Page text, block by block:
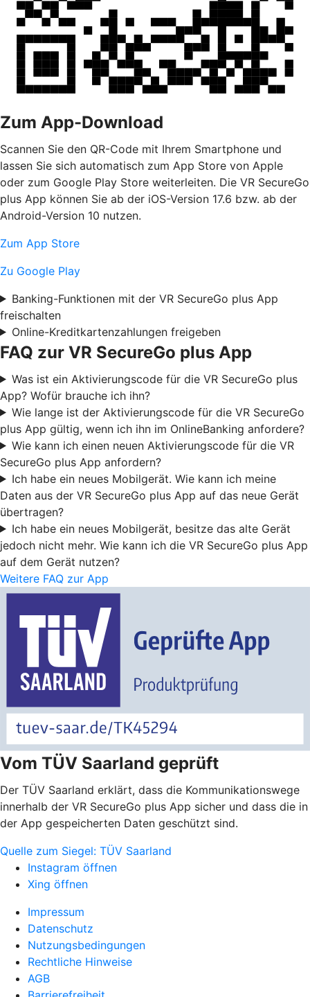
Zum App-Download
Scannen Sie den QR-Code mit Ihrem Smartphone und
lassen Sie sich automatisch zum App Store von Apple
oder zum Google Play Store weiterleiten. Die VR SecureGo
plus App können Sie ab der iOS-Version 17.6 bzw. ab der
Android-Version 10 nutzen.
Zum App Store
Zu Google Play
Banking-Funktionen mit der VR SecureGo plus App
freischalten
Online-Kreditkartenzahlungen freigeben
FAQ zur VR SecureGo plus App
Was ist ein Aktivierungscode für die VR SecureGo plus
App? Wofür brauche ich ihn?
Wie lange ist der Aktivierungscode für die VR SecureGo
plus App gültig, wenn ich ihn im OnlineBanking anfordere?
Wie kann ich einen neuen Aktivierungscode für die VR
SecureGo plus App anfordern?
Ich habe ein neues Mobilgerät. Wie kann ich meine
Daten aus der VR SecureGo plus App auf das neue Gerät
übertragen?
Ich habe ein neues Mobilgerät, besitze das alte Gerät
jedoch nicht mehr. Wie kann ich die VR SecureGo plus App
auf dem Gerät nutzen?
Weitere FAQ zur App
Vom TÜV Saarland geprüft
Der TÜV Saarland erklärt, dass die Kommunikationswege
innerhalb der VR SecureGo plus App sicher und dass die in
der App gespeicherten Daten geschützt sind.
Quelle zum Siegel: TÜV Saarland
Instagram öffnen
Xing öffnen
Impressum
Datenschutz
Nutzungsbedingungen
Rechtliche Hinweise
AGB